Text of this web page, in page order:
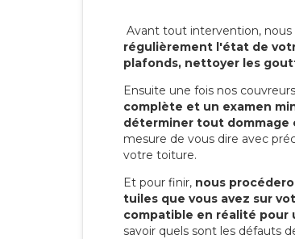
Avant tout intervention, nous
régulièrement l'état de
plafonds, nettoyer les
Ensuite une fois nos
complète et un examen
déterminer tout dommage
mesure de vous dire avec
votre toiture.
Et pour finir, nous
tuiles que vous avez sur
compatible en réalité pour
savoir quels sont les défauts